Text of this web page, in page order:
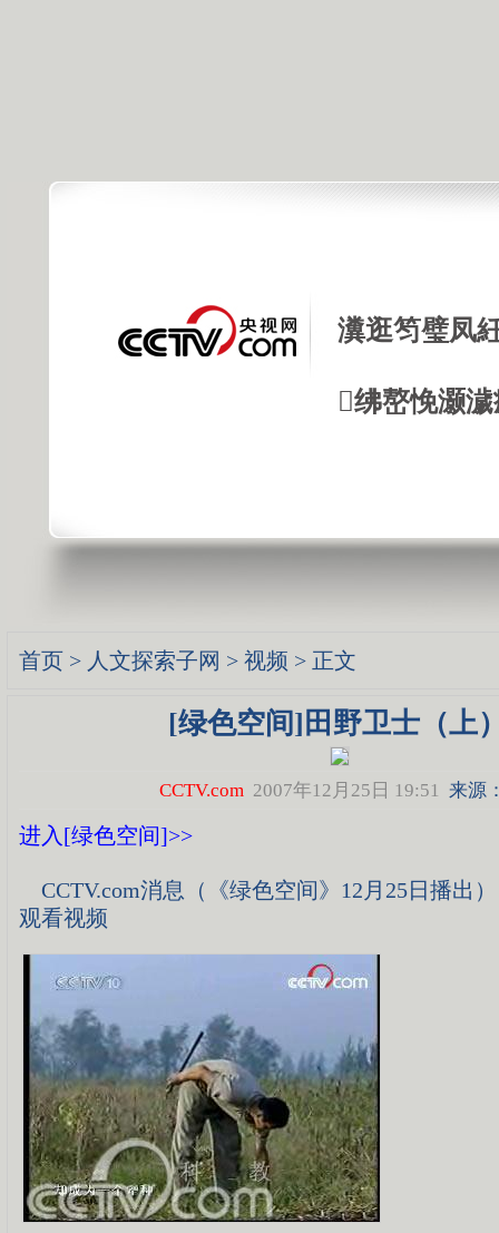
瀵逛笉璧凤
绋嶅悗灏
首页 > 人文探索子网 > 视频 > 正文
[绿色空间]田野卫士（上
CCTV.com 2007年12月25日 19:51 来源
进入[绿色空间]>>
CCTV.com消息（《绿色空间》12月25日
观看视频